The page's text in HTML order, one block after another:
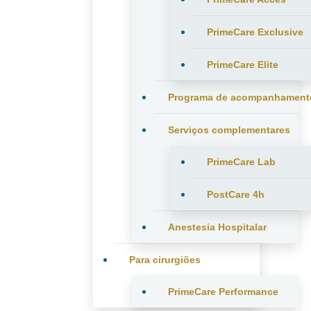
PrimeCare Exclusive
PrimeCare Elite
Programa de
Serviços complementares
PrimeCare Lab
PostCare 4h
Anestesia Hospitalar
Para cirurgiões
PrimeCare Performance